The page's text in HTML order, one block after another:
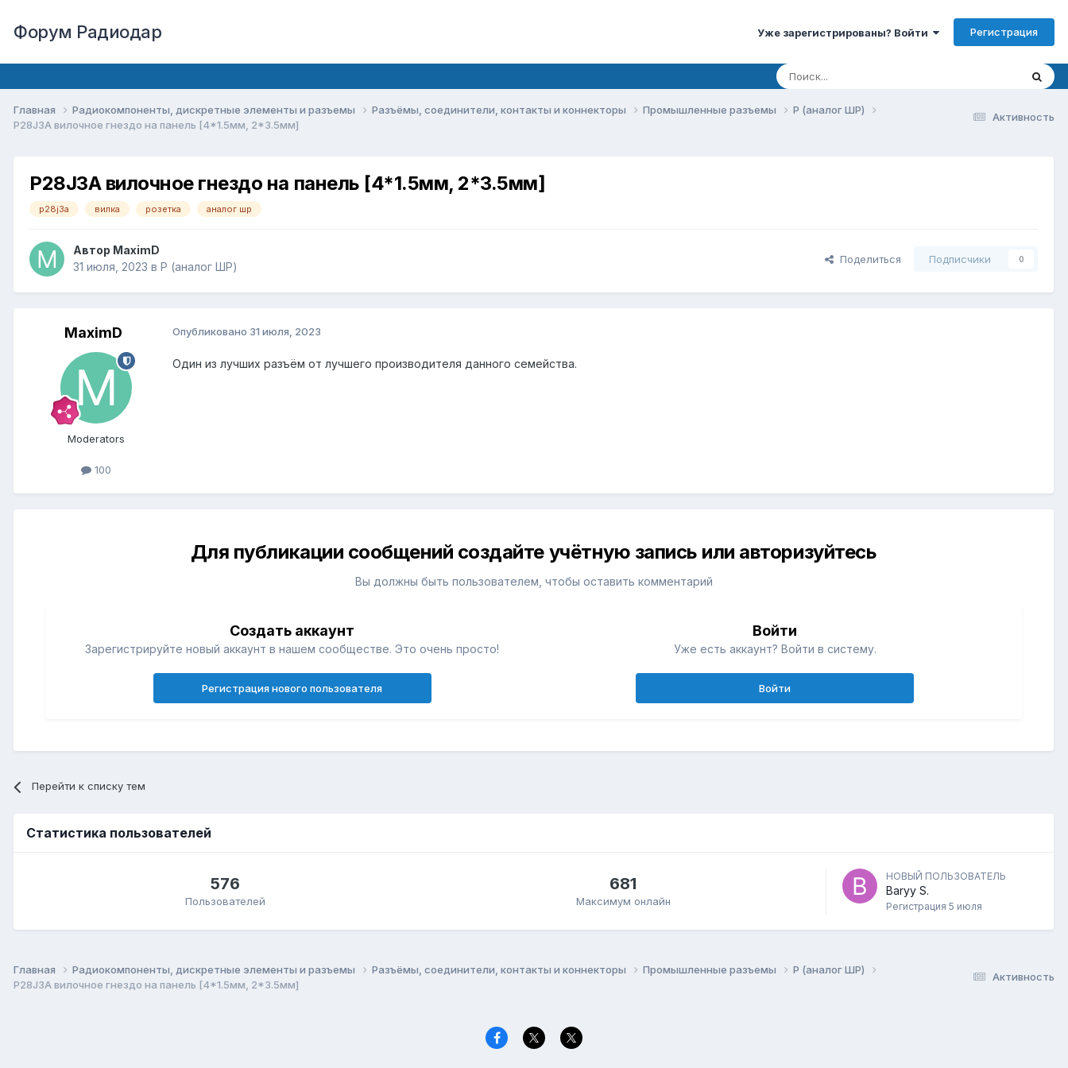
Форум Радиодар Уже зарегистрированы? Войти Регистрация
Активность
Главная Радиокомпоненты, дискретные элементы и разъемы Разъёмы, соединители, контакты и коннекторы Промышленные разъемы
P (аналог ШР)
P28J3A вилочное гнездо на панель [4*1.5мм, 2*3.5мм]
P28J3A вилочное гнездо на панель [4*1.5мм, 2*3.5мм]
p28j3a вилка розетка аналог шр
Автор MaximD
31 июля, 2023 в P (аналог ШР)
Поделиться Подписчики 0
MaximD
Moderators
100
Опубликовано 31 июля, 2023
Один из лучших разъём от лучшего производителя данного семейства.
Для публикации сообщений создайте учётную запись или авторизуйтесь
Вы должны быть пользователем, чтобы оставить комментарий
Создать аккаунт
Зарегистрируйте новый аккаунт в нашем сообществе. Это очень просто!
Регистрация нового пользователя
Войти
Уже есть аккаунт? Войти в систему.
Войти
Перейти к списку тем
Статистика пользователей
576
Пользователей
681
Максимум онлайн
НОВЫЙ ПОЛЬЗОВАТЕЛЬ
Baryy S.
Регистрация 5 июля
Активность
Главная Радиокомпоненты, дискретные элементы и разъемы Разъёмы, соединители, контакты и коннекторы Промышленные разъемы
P (аналог ШР)
P28J3A вилочное гнездо на панель [4*1.5мм, 2*3.5мм]